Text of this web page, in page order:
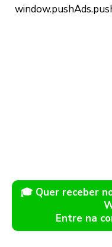
🎓 Quer receber
Entre na